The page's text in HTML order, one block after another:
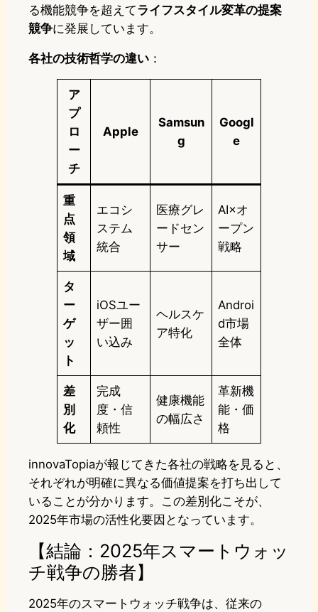
る機能競争を超えてライフスタイル変革の提案
競争に発展しています。
各社の技術哲学の違い ：
ア
プ
ロ
ー
チ
Apple
Samsun
g
Googl
e
重
点
領
域
エコシ
ステム
統合
医療グレ
ードセン
サー
AI×オ
ープン
戦略
タ
ー
ゲ
ッ
ト
iOSユー
ザー囲
い込み
ヘルスケ
ア特化
Androi
d市場
全体
差
別
化
完成
度・信
頼性
健康機能
の幅広さ
革新機
能・価
格
innovaTopiaが報じてきた各社の戦略を見ると、
それぞれが明確に異なる価値提案を打ち出して
いることが分かります。この差別化こそが、
2025年市場の活性化要因となっています。
【結論：2025年スマートウォッ
チ戦争の勝者】
2025年のスマートウォッチ戦争は、従来の